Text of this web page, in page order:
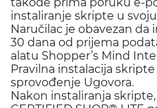
instaliranje skripte u
Naručilac je obavezan
30 dana od prijema
alatu Shopper’s Mind
Pravilna instalacija
sprovođenje Ugovora.
Nakon instaliranja